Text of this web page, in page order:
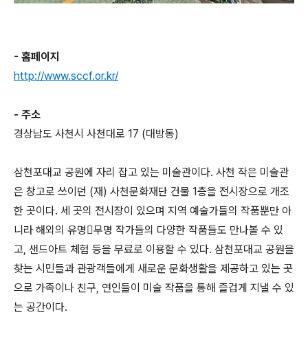
- 홈페이지
http://www.sccf.or.kr/
- 주소
경상남도 사천시 사천대로 17 (대방동)
삼천포대교 공원에 자리 잡고 있는 미술관이다. 사천 작은 미술관
은 창고로 쓰이던 (재) 사천문화재단 건물 1층을 전시장으로 개조
한 곳이다. 세 곳의 전시장이 있으며 지역 예술가들의 작품뿐만 아
니라 해외의 유명무명 작가들의 다양한 작품들도 만나볼 수 있
고, 샌드아트 체험 등을 무료로 이용할 수 있다. 삼천포대교 공원을
찾는 시민들과 관광객들에게 새로운 문화생활을 제공하고 있는 곳
으로 가족이나 친구, 연인들이 미술 작품을 통해 즐겁게 지낼 수 있
는 공간이다.